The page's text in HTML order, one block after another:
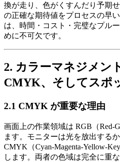
換が走り、色がくすんだり予期
の正確な期待値をプロセスの早
は、時間・コスト・完璧なプル
めに不可欠です。
2. カラーマネジメン
CMYK、そしてスポ
2.1 CMYK が重要な理由
画面上の作業領域は RGB （
ます。モニターは光を放出する
CMYK （
します。両者の色域は完全に重